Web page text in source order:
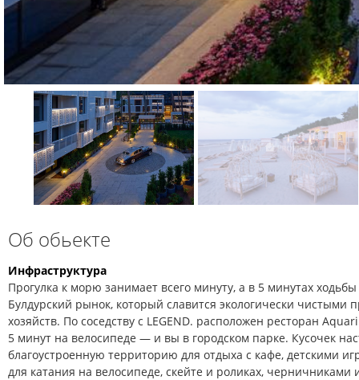
Об обьекте
Инфраструктура
Прогулка к морю занимает всего минуту, а в 5 минутах
Булдурский рынок, который славится экологически чистыми
хозяйств. По соседству с LEGEND. расположен ресторан
5 минут на велосипеде — и вы в городском парке. Кусочек
благоустроенную территорию для отдыха с кафе, детскими
для катания на велосипеде, скейте и роликах,